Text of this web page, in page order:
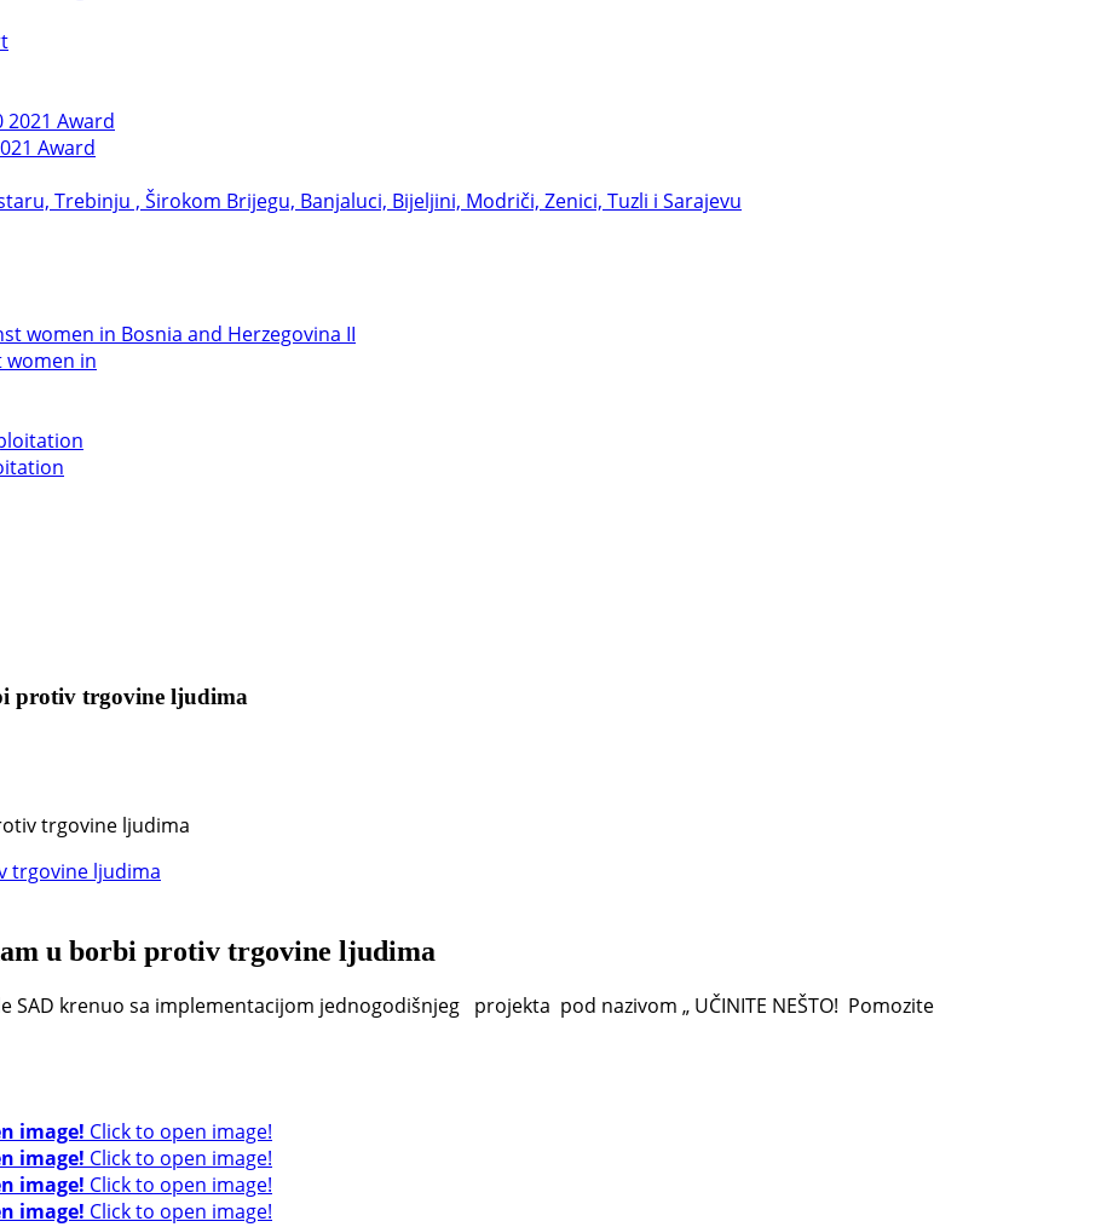
Award
women in
protiv trgovine ljudima
trgovine ljudima
u borbi protiv trgovine ljudima
SAD krenuo sa implementacijom jednogodišnjeg projekta pod nazivom „ UČINITE NEŠTO! Pomozite
image! Click to open image!
image! Click to open image!
image! Click to open image!
image! Click to open image!